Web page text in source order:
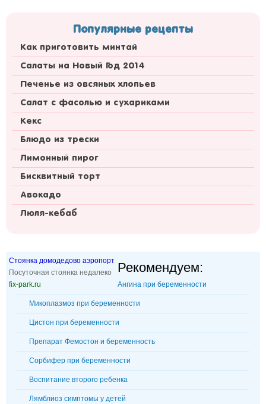
Популярные рецепты
Как приготовить минтай
Салаты на Новый Год 2014
Печенье из овсяных хлопьев
Салат с фасолью и сухариками
Кекс
Блюдо из трески
Лимонный пирог
Бисквитный торт
Авокадо
Люля-кебаб
Стоянка домодедово аэропорт
Посуточная стоянка недалеко
fix-park.ru
Рекомендуем:
Ангина при беременности
Микоплазмоз при беременности
Цистон при беременности
Препарат Фемостон и беременность
Сорбифер при беременности
Воспитание второго ребенка
Лямблиоз симптомы у детей